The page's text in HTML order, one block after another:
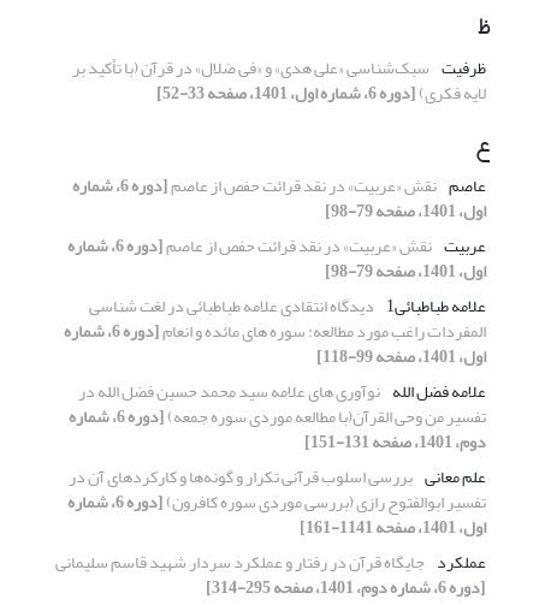
ظ
ظرفیت سبک‌شناسی «علی هدی» و «فی ضلال» در قرآن (با تأکید بر
لایه فکری)[دوره 6، شماره اول، 1401، صفحه 33-52]
ع
عاصم نقش «عربیت» در نقد قرائت حفص از عاصم [دوره 6، شماره
اول، 1401، صفحه 79-98]
عربیت نقش «عربیت» در نقد قرائت حفص از عاصم [دوره 6، شماره
اول، 1401، صفحه 79-98]
علامه طباطبائی1
دیدگاه انتقادی علامه طباطبائی در لغت شناسی
المفردات راغب مورد مطالعه: سوره های مائده و انعام [دوره 6، شماره
اول، 1401، صفحه 99-118]
علامه فضل الله نوآوری های علامه سید محمد حسین فضل الله در
تفسیر من وحی القرآن(با مطالعه موردی سوره جمعه) [دوره 6، شماره
دوم، 1401، صفحه 131-151]
علم معانی بررسی اسلوب قرآنی تکرار و گونه‌ها و کارکردهای آن در
تفسیر ابوالفتوح رازی (بررسی موردی سوره کافرون) [دوره 6، شماره
اول، 1401، صفحه 1141-161]
عملکرد جایگاه قرآن در رفتار و عملکرد سردار شهید قاسم سلیمانی
[دوره 6، شماره دوم، 1401، صفحه 295-314]